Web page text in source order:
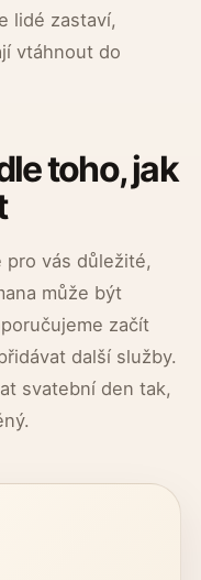
lidé zastaví,
vtáhnout do
toho, jak
pro vás důležité,
může být
začít
další služby.
svatební den tak,